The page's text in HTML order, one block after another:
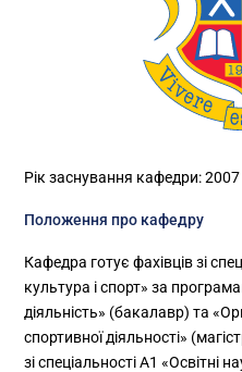
Рік заснування кафедри: 2007
Положення про кафедру
Кафедра готує фахівців зі
культура і спорт» за
діяльність» (бакалавр) та
спортивної діяльності»
зі спеціальності А1 «Освітні